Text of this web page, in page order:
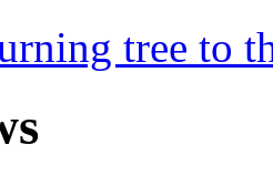
tree to